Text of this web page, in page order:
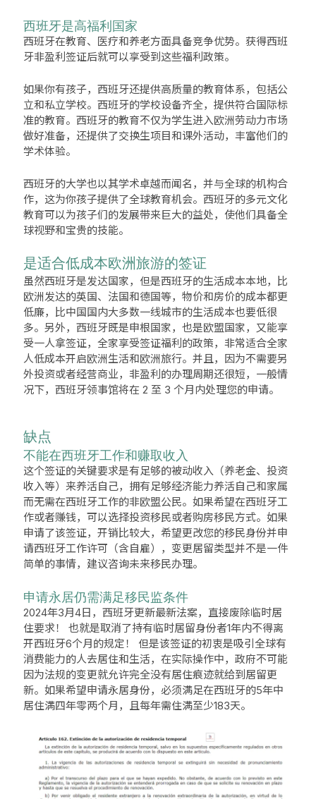
西班牙是高福利国家
西班牙在教育、医疗和养老方面具备竞争优势。获得西班
牙非盈利签证后就可以享受到这些福利政策。
如果你有孩子，西班牙还提供高质量的教育体系，包括公
立和私立学校。西班牙的学校设备齐全，提供符合国际标
准的教育。西班牙的教育不仅为学生进入欧洲劳动力市场
做好准备，还提供了交换生项目和课外活动，丰富他们的
学术体验。
西班牙的大学也以其学术卓越而闻名，并与全球的机构合
作，这为你孩子提供了全球教育机会。西班牙的多元文化
教育可以为孩子们的发展带来巨大的益处，使他们具备全
球视野和宝贵的技能。
是适合低成本欧洲旅游的签证
虽然西班牙是发达国家，但是西班牙的生活成本本地，比
欧洲发达的英国、法国和德国等，物价和房价的成本都更
低廉，比中国国内大多数一线城市的生活成本也要低很
多。另外，西班牙既是申根国家，也是欧盟国家，又能享
受一人拿签证，全家享受签证福利的政策，非常适合全家
人低成本开启欧洲生活和欧洲旅行。并且，因为不需要另
外投资或者经营商业，非盈利的办理周期还很短，一般情
况下，西班牙领事馆将在 2 至 3 个月内处理您的申请。
缺点
不能在西班牙工作和赚取收入
这个签证的关键要求是有足够的被动收入（养老金、投资
收入等）来养活自己，拥有足够经济能力养活自己和家属
而无需在西班牙工作的非欧盟公民。如果希望在西班牙工
作或者赚钱，可以选择投资移民或者购房移民方式。如果
申请了该签证，开销比较大，希望更改您的移民身份并申
请西班牙工作许可（含自雇），变更居留类型并不是一件
简单的事情，建议咨询未来移民办理。
申请永居仍需满足移民监条件
2024年3月4日，西班牙更新最新法案，直接废除临时居
住要求！ 也就是取消了持有临时居留身份者1年内不得离
开西班牙6个月的规定！ 但是该签证的初衷是吸引全球有
消费能力的人去居住和生活，在实际操作中，政府不可能
因为法规的变更就允许完全没有居住痕迹就给到居留更
新。如果希望申请永居身份，必须满足在西班牙的5年中
居住满四年零两个月，且每年需住满至少183天。